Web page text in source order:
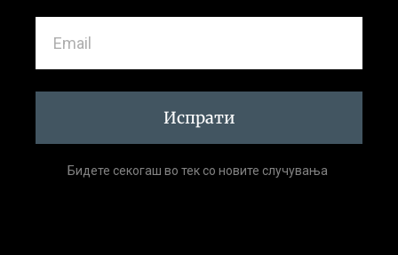
Испрати
Бидете секогаш во тек со новите случувања